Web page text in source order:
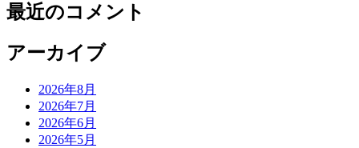
最近のコメント
アーカイブ
2026年8月
2026年7月
2026年6月
2026年5月